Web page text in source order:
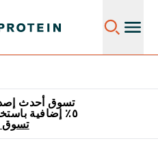
تسوق أحدث
٥٪ إضافية باستخدام كود محدود
تسوق